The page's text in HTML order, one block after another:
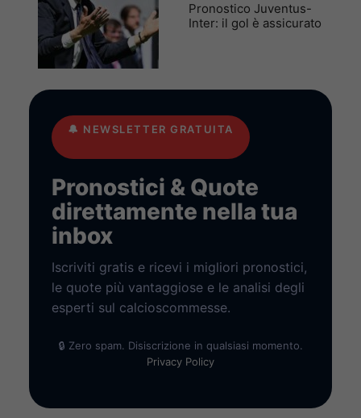
Pronostico Juventus-
Inter: il gol è assicurato
🔔 NEWSLETTER GRATUITA
Pronostici & Quote
direttamente nella tua
inbox
Iscriviti gratis e ricevi i migliori pronostici,
le quote più vantaggiose e le analisi degli
esperti sul calcioscommesse.
🔒 Zero spam. Disiscrizione in qualsiasi momento.
Privacy Policy